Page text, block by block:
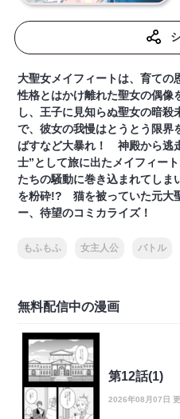
大聖女メイフィートは、育ての
性格とはかけ離れた聖女の偶像
し、王子に見知らぬ聖女の暗殺
で、彼女の我慢はとうとう限界
ばすなど大暴れ！ 神殿から逃
士”として旅に出たメイフィー
たちの騒動に巻き込まれてし
を粉砕!? 猫を被っていた元大
ー、待望のコミカライズ！
もふもふ 女主人公 バトル
無料配信中の漫画
第12話(1)
2026年08月07日